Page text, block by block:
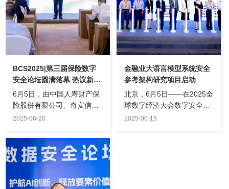
BCS2025|第三届保险数字
安全论坛圆满落幕 热议新场
景下的网络安全保险实践
6月5日，由中国人寿财产保
险股份有限公司、奇安信集
团共同主办，厚锋科技（上
保险数字安全论坛在国家会
议中心成功举行。论坛以“智
能引领·数据重塑”为主题，
下的网络安全保险实践”为核
2025-06-20
金融业大语言模型系统安全
参考架构研究项目启动
北京，6月5日——在2025全
球数字经济大会数字安全主
论坛暨第七届北京网络安全
2025-06-19